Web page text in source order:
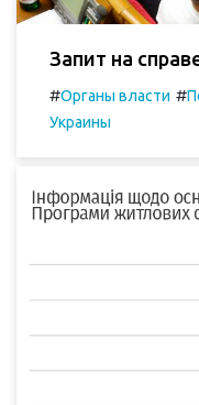
Запит на
#Органы власти #
Украины